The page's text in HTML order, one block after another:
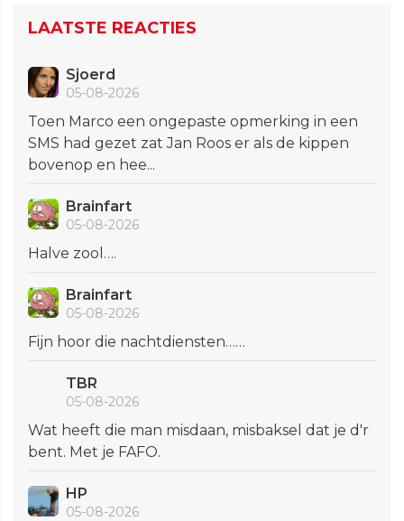
LAATSTE REACTIES
Sjoerd
05-08-2026
Toen Marco een ongepaste opmerking in een
SMS had gezet zat Jan Roos er als de kippen
bovenop en hee...
Brainfart
05-08-2026
Halve zool….
Brainfart
05-08-2026
Fijn hoor die nachtdiensten……
TBR
05-08-2026
Wat heeft die man misdaan, misbaksel dat je d'r
bent. Met je FAFO.
HP
05-08-2026